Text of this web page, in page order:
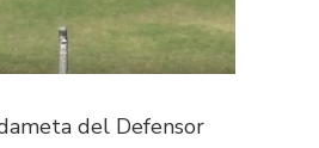
del Defensor